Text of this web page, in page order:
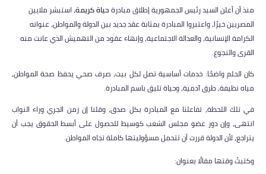
منذ أن أعلن السيد رئيس الجمهورية إطلاق مبادرةحياة كريمة، استبشر ملايين
المصريين خيرًا، واعتبروا المبادرة بمثابة عقد جديد بين الدولة والمواطن، عنوانه
الكرامة الإنسانية، والعدالة الاجتماعية، وإنهاء عقود من التهميش الذي عانت منه
القرى والنجوع.
كان الحلم واضحًا: خدمات أساسية تصل لكل بيت، صرف صحي يحفظ صحة المواطن،
مياه نظيفة، طرق آدمية، وحياة تليق باسم المبادرة.
في تلك اللحظة، تفاعلنا مع المبادرة بكل صدق، وقلنا إن زمن الجري وراء النواب
انتهى، وإن دور عضو مجلس الشعب كوسيط للحصول على أبسط الحقوق يجب أن
يتراجع، لأن الدولة قررت أن تتحمل مسؤوليتها كاملة تجاه المواطن.
وكتبتُ وقتها مقالًا بعنوان: